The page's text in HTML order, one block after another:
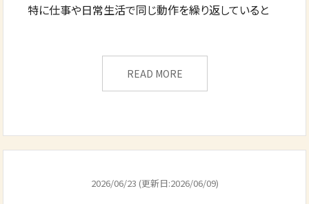
特に仕事や日常生活で同じ動作を繰り返していると
READ MORE
2026/06/23 (更新日:2026/06/09)